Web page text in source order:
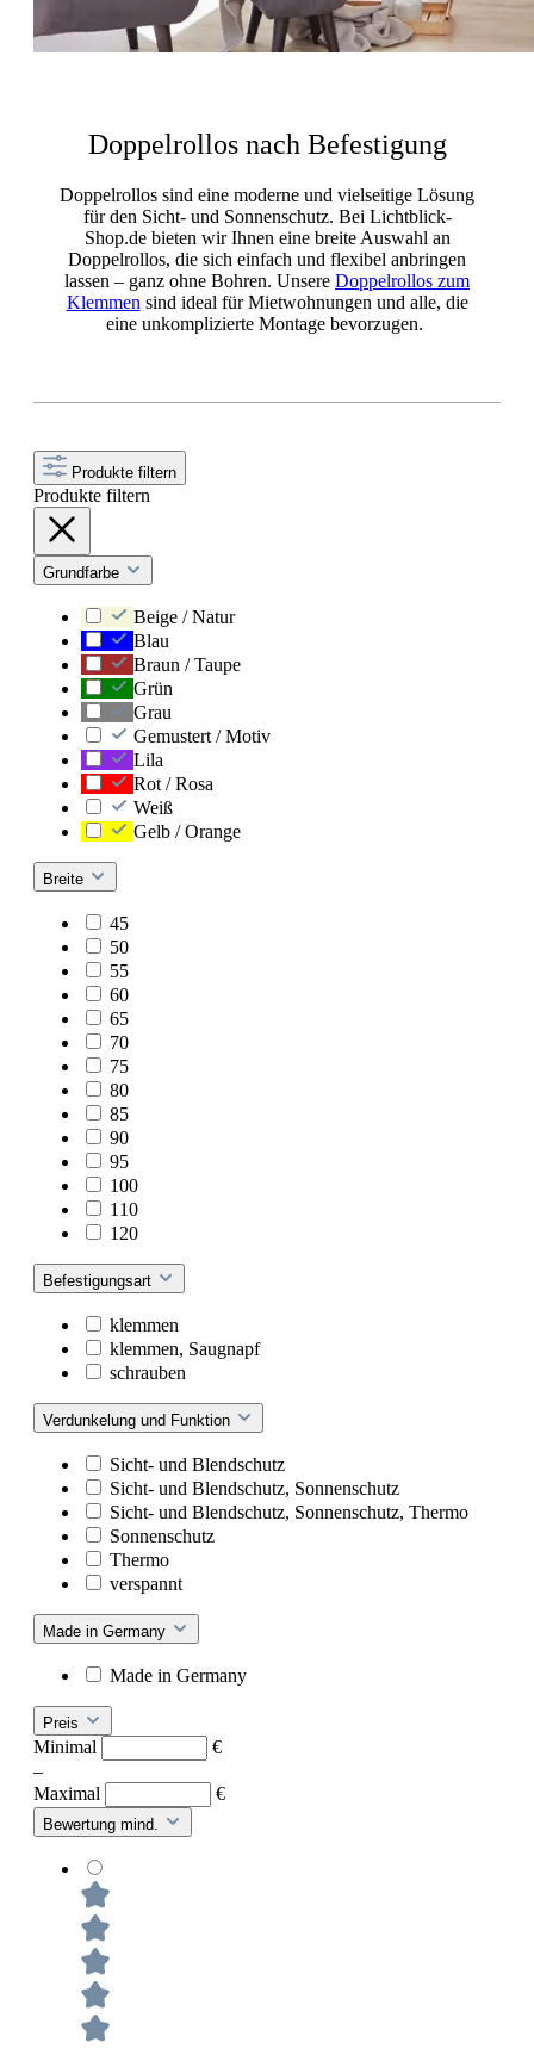
Doppelrollos nach Befestigung
Doppelrollos sind eine moderne und vielseitige Lösung
für den Sicht- und Sonnenschutz. Bei Lichtblick-
Shop.de bieten wir Ihnen eine breite Auswahl an
Doppelrollos, die sich einfach und flexibel anbringen
lassen – ganz ohne Bohren. Unsere Doppelrollos zum
Klemmen sind ideal für Mietwohnungen und alle, die
eine unkomplizierte Montage bevorzugen.
Produkte filtern
Produkte filtern
Grundfarbe
Beige / Natur
Blau
Braun / Taupe
Grün
Grau
Gemustert / Motiv
Lila
Rot / Rosa
Weiß
Gelb / Orange
Breite
45
50
55
60
65
70
75
80
85
90
95
100
110
120
Befestigungsart
klemmen
klemmen, Saugnapf
schrauben
Verdunkelung und Funktion
Sicht- und Blendschutz
Sicht- und Blendschutz, Sonnenschutz
Sicht- und Blendschutz, Sonnenschutz, Thermo
Sonnenschutz
Thermo
verspannt
Made in Germany
Made in Germany
Preis
Minimal
€
–
Maximal
€
Bewertung mind.